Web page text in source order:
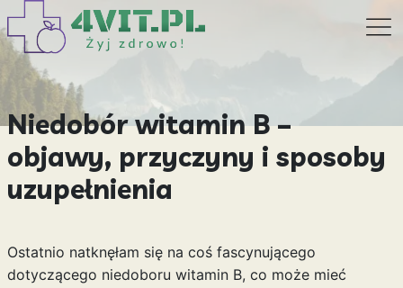
Niedobór witamin B –
objawy, przyczyny i sposoby
uzupełnienia
Ostatnio natknęłam się na coś fascynującego
dotyczącego niedoboru witamin B, co może mieć